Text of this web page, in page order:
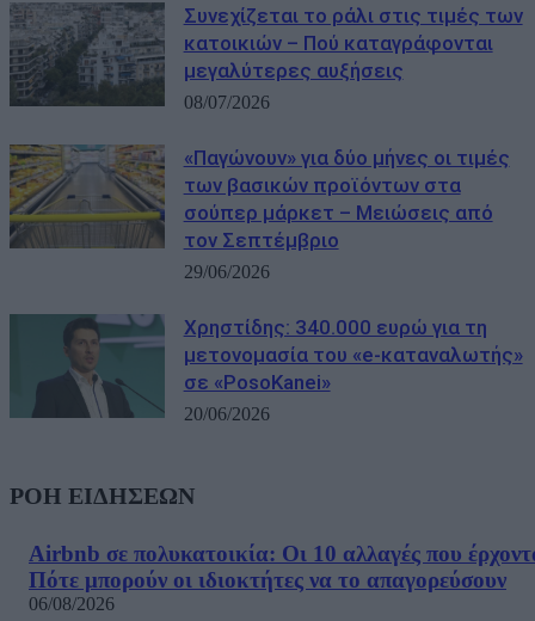
Συνεχίζεται το ράλι στις τιμές των
κατοικιών – Πού καταγράφονται
μεγαλύτερες αυξήσεις
08/07/2026
«Παγώνουν» για δύο μήνες οι τιμές
των βασικών προϊόντων στα
σούπερ μάρκετ – Μειώσεις από
τον Σεπτέμβριο
29/06/2026
Χρηστίδης: 340.000 ευρώ για τη
μετονομασία του «e-καταναλωτής»
σε «PosoKanei»
20/06/2026
ΡΟΗ ΕΙΔΗΣΕΩΝ
Airbnb σε πολυκατοικία: Οι 10 αλλαγές που
Πότε μπορούν οι ιδιοκτήτες να το απαγορεύσουν
06/08/2026